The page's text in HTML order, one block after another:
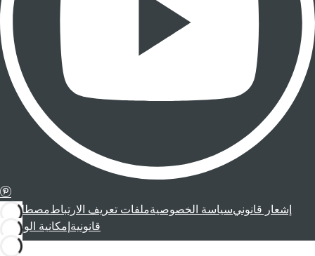
إشعار قانونيسياسة الخصوصيةملفات تعريف الارتباطمصطلحات
قانونية إمكانية الوصول